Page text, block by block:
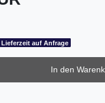
auf Anfrage
In den